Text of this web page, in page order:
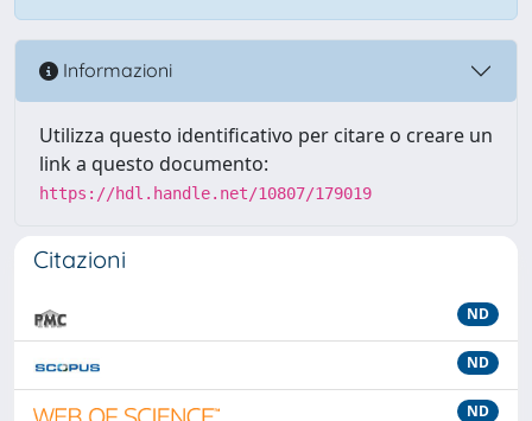
Informazioni
Utilizza questo identificativo per citare o creare un
link a questo documento:
https://hdl.handle.net/10807/179019
Citazioni
ND
ND
ND